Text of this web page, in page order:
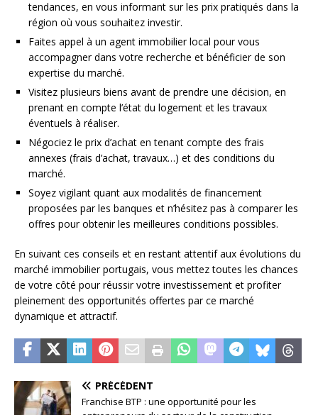
tendances, en vous informant sur les prix pratiqués dans la
région où vous souhaitez investir.
Faites appel à un agent immobilier local pour vous
accompagner dans votre recherche et bénéficier de son
expertise du marché.
Visitez plusieurs biens avant de prendre une décision, en
prenant en compte l’état du logement et les travaux
éventuels à réaliser.
Négociez le prix d’achat en tenant compte des frais
annexes (frais d’achat, travaux…) et des conditions du
marché.
Soyez vigilant quant aux modalités de financement
proposées par les banques et n’hésitez pas à comparer les
offres pour obtenir les meilleures conditions possibles.
En suivant ces conseils et en restant attentif aux évolutions du
marché immobilier portugais, vous mettez toutes les chances
de votre côté pour réussir votre investissement et profiter
pleinement des opportunités offertes par ce marché
dynamique et attractif.
PRÉCÉDENT
Franchise BTP : une opportunité pour les